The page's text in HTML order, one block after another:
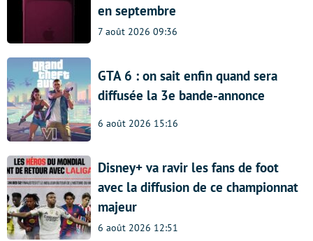
en septembre
7 août 2026 09:36
GTA 6 : on sait enfin quand sera
diffusée la 3e bande-annonce
6 août 2026 15:16
Disney+ va ravir les fans de foot
avec la diffusion de ce championnat
majeur
6 août 2026 12:51